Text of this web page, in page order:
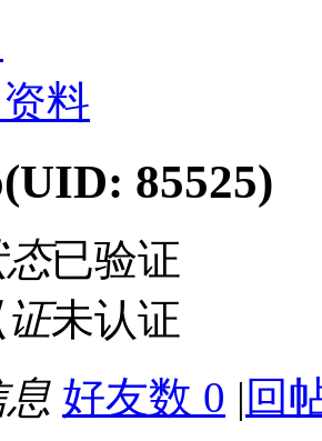
料
(UID: 85525)
已验证
未认证
好友数 0 | 回